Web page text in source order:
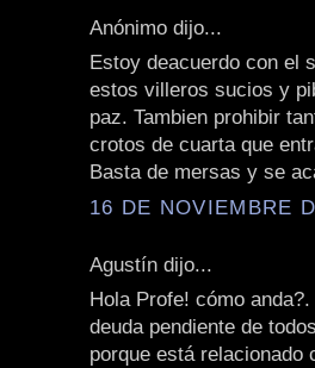
Anónimo dijo...
Estoy deacuerdo con el
estos villeros sucios y
paz. Tambien prohibir
crotos de cuarta que
Basta de mersas y se
16 DE NOVIEMBRE
Agustín dijo...
Hola Profe! cómo
deuda pendiente de
porque está